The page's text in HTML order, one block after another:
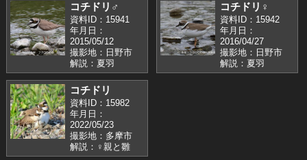
コチドリ♂
資料ID：15941
年月日：
2015/05/12
撮影地：日野市
解説：夏羽
コチドリ♀
資料ID：15942
年月日：
2016/04/27
撮影地：日野市
解説：夏羽
コチドリ
資料ID：15982
年月日：
2022/05/23
撮影地：多摩市
解説：♀親と雛